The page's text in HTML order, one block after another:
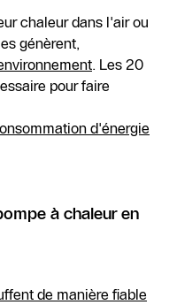
chaleur dans l'air ou
génèrent,
. Les 20
pour faire
d'énergie
à chaleur en
de manière fiable